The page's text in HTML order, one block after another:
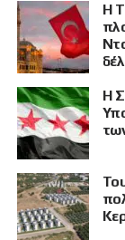
Η
Η